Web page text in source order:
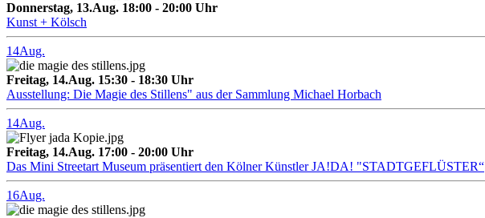
Donnerstag, 13.Aug. 18:00 - 20:00 Uhr
Kunst + Kölsch
14Aug.
Freitag, 14.Aug. 15:30 - 18:30 Uhr
Ausstellung: Die Magie des Stillens" aus der Sammlung Michael Horbach
14Aug.
Freitag, 14.Aug. 17:00 - 20:00 Uhr
Das Mini Streetart Museum präsentiert den Kölner Künstler JA!DA! "STADTGEFLÜSTER“
16Aug.